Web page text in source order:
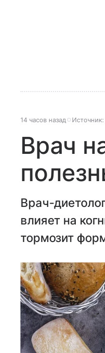
14 часов назад Источник:
Врач
Врач-
влияет на
тормозит